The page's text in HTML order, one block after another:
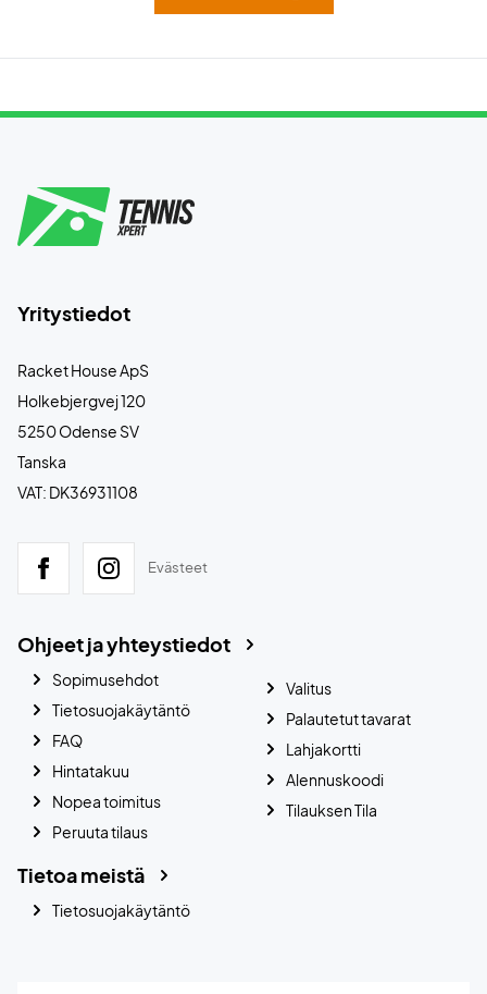
Yritystiedot
Racket House ApS
Holkebjergvej 120
5250 Odense SV
Tanska
VAT: DK36931108
Evästeet
Ohjeet ja yhteystiedot
Sopimusehdot
Tietosuojakäytäntö
FAQ
Hintatakuu
Nopea toimitus
Peruuta tilaus
Valitus
Palautetut tavarat
Lahjakortti
Alennuskoodi
Tilauksen Tila
Tietoa meistä
Tietosuojakäytäntö